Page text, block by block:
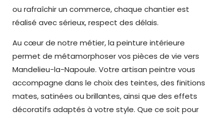
ou rafraîchir un commerce, chaque chantier est
réalisé avec sérieux, respect des délais.
Au cœur de notre métier, la peinture intérieure
permet de métamorphoser vos pièces de vie vers
Mandelieu-la-Napoule. Votre artisan peintre vous
accompagne dans le choix des teintes, des finitions
mates, satinées ou brillantes, ainsi que des effets
décoratifs adaptés à votre style. Que ce soit pour